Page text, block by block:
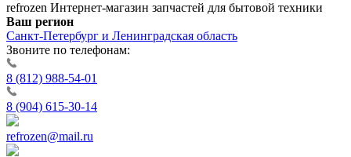
refrozen Интернет-магазин запчастей для бытовой техники
Ваш регион
Санкт-Петербург и Ленинградская область
Звоните по телефонам:
8 (812) 988-54-01
8 (904) 615-30-14
refrozen@mail.ru